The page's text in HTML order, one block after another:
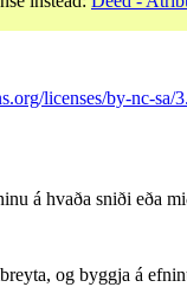
licenses/by-nc-sa/
á hvaða sniði eða
og byggja á